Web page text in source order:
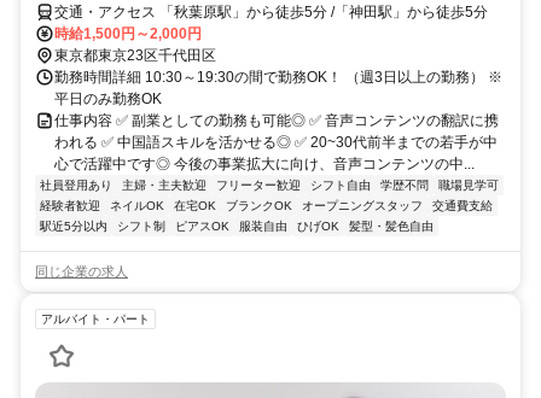
交通・アクセス 「秋葉原駅」から徒歩5分 /「神田駅」から徒歩5分
時給1,500円～2,000円
東京都東京23区千代田区
勤務時間詳細 10:30～19:30の間で勤務OK！ （週3日以上の勤務） ※
平日のみ勤務OK
仕事内容 ✅ 副業としての勤務も可能◎ ✅ 音声コンテンツの翻訳に携
われる ✅ 中国語スキルを活かせる◎ ✅ 20~30代前半までの若手が中
心で活躍中です◎ 今後の事業拡大に向け、音声コンテンツの中...
社員登用あり 主婦・主夫歓迎 フリーター歓迎 シフト自由 学歴不問
職場見学可
経験者歓迎
ネイルOK 在宅OK ブランクOK オープニングスタッフ
交通費支給
駅近5分以内
シフト制 ピアスOK 服装自由 ひげOK 髪型・髪色自由
同じ企業の求人
アルバイト・パート